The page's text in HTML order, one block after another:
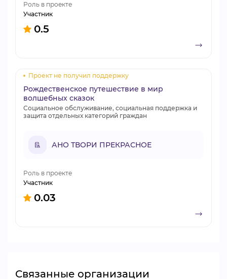
Роль в проекте
Участник
0.5
Проект не получил поддержку
Рождественское путешествие в мир
волшебных сказок
Социальное обслуживание, социальная поддержка и
защита отдельных категорий граждан
АНО ТВОРИ ПРЕКРАСНОЕ
Роль в проекте
Участник
0.03
Связанные организации